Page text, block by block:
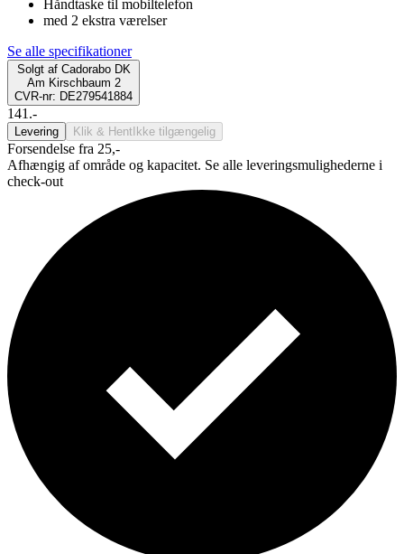
Håndtaske til mobiltelefon
med 2 ekstra værelser
Se alle specifikationer
Solgt af Cadorabo DK
Am Kirschbaum 2
CVR-nr: DE279541884
141.-
Levering Klik & Hent Ikke tilgængelig
Forsendelse fra 25,-
Afhængig af område og kapacitet. Se alle leveringsmulighederne i
check-out